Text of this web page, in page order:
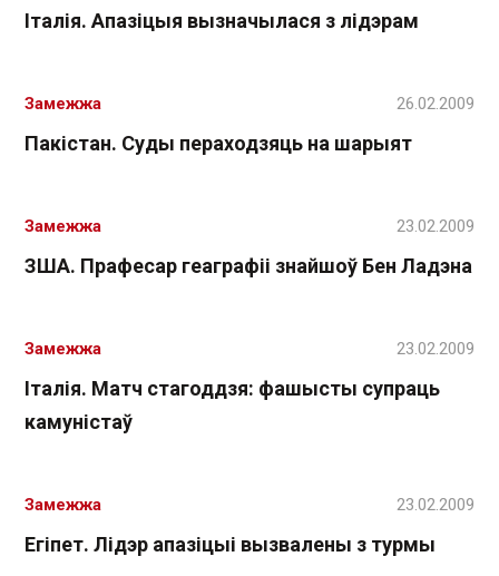
Італія. Апазіцыя вызначылася з лідэрам
Пакістан. Суды пераходзяць на шарыят
Замежжа 26.02.2009
ЗША. Прафесар геаграфіі знайшоў Бен Ладэна
Замежжа 23.02.2009
Італія. Матч стагоддзя: фашысты супраць
камуністаў
Замежжа 23.02.2009
Егіпет. Лідэр апазіцыі вызвалены з турмы
Замежжа 23.02.2009